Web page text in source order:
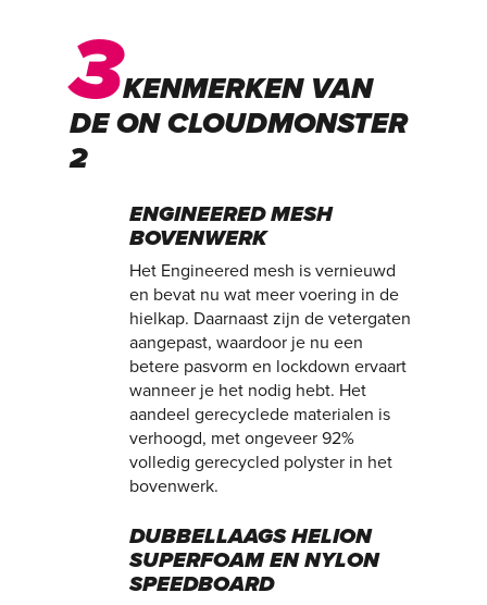
3KENMERKEN VAN
DE ON CLOUDMONSTER
2
ENGINEERED MESH
BOVENWERK
Het Engineered mesh is vernieuwd
en bevat nu wat meer voering in de
hielkap. Daarnaast zijn de vetergaten
aangepast, waardoor je nu een
betere pasvorm en lockdown ervaart
wanneer je het nodig hebt. Het
aandeel gerecyclede materialen is
verhoogd, met ongeveer 92%
volledig gerecycled polyster in het
bovenwerk.
DUBBELLAAGS HELION
SUPERFOAM EN NYLON
SPEEDBOARD